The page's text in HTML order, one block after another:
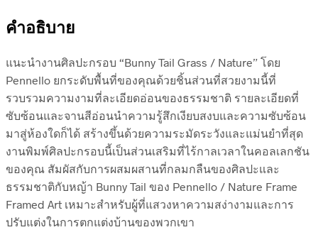
คำอธิบาย
แนะนำงานศิลปะกรอบ “Bunny Tail Grass / Nature” โดย
Pennello ยกระดับพื้นที่ของคุณด้วยชิ้นส่วนที่สวยงามนี้ที่
รวบรวมความงามที่ละเอียดอ่อนของธรรมชาติ รายละเอียดที่
ซับซ้อนและจานสีอ่อนนำความรู้สึกเงียบสงบและความซับซ้อน
มาสู่ห้องใดก็ได้ สร้างขึ้นด้วยความระมัดระวังและแม่นยำที่สุด
งานพิมพ์ศิลปะกรอบนี้เป็นส่วนเสริมที่ไร้กาลเวลาในคอลเลกชัน
ของคุณ สัมผัสกับการผสมผสานที่กลมกลืนของศิลปะและ
ธรรมชาติกับหญ้า Bunny Tail ของ Pennello / Nature Frame
Framed Art เหมาะสำหรับผู้ที่แสวงหาความสง่างามและการ
ปรับแต่งในการตกแต่งบ้านของพวกเขา